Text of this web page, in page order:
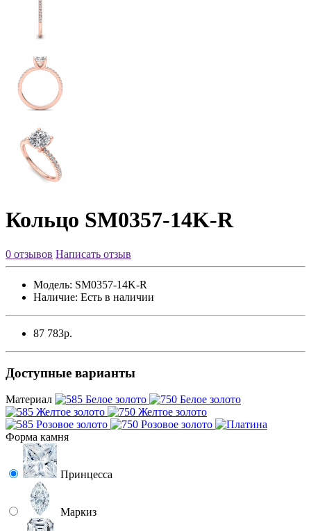
Кольцо SM0357-14K-R
0 отзывов Написать отзыв
Модель: SM0357-14K-R
Наличие: Есть в наличии
87 783р.
Доступные варианты
Материал
Форма камня
Принцесса
Маркиз